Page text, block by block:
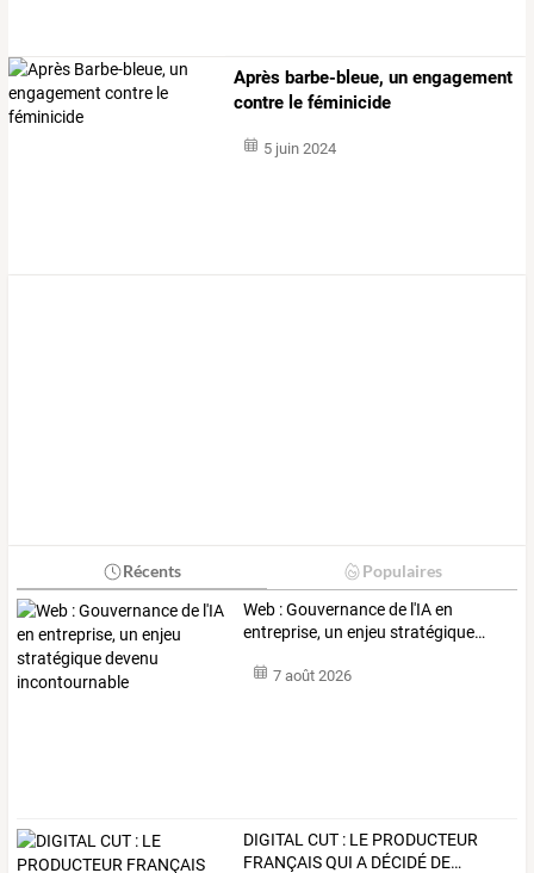
Après barbe-bleue, un engagement
contre le féminicide
5 juin 2024
Récents Populaires
Web :Gouvernancede l'IAen
entreprise, un enjeu stratégique…
7 août 2026
DIGITAL CUT : LE PRODUCTEUR
FRANÇAISQUI A DÉCIDÉ DE…